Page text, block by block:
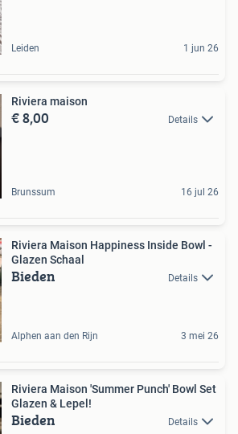
Leiden 1 jun 26
Riviera maison
€ 8,00 Details
Brunssum 16 jul 26
Riviera Maison Happiness Inside Bowl -
Glazen Schaal
Bieden Details
Alphen aan den Rijn 3 mei 26
Riviera Maison 'Summer Punch' Bowl Set
Glazen & Lepel!
Bieden Details